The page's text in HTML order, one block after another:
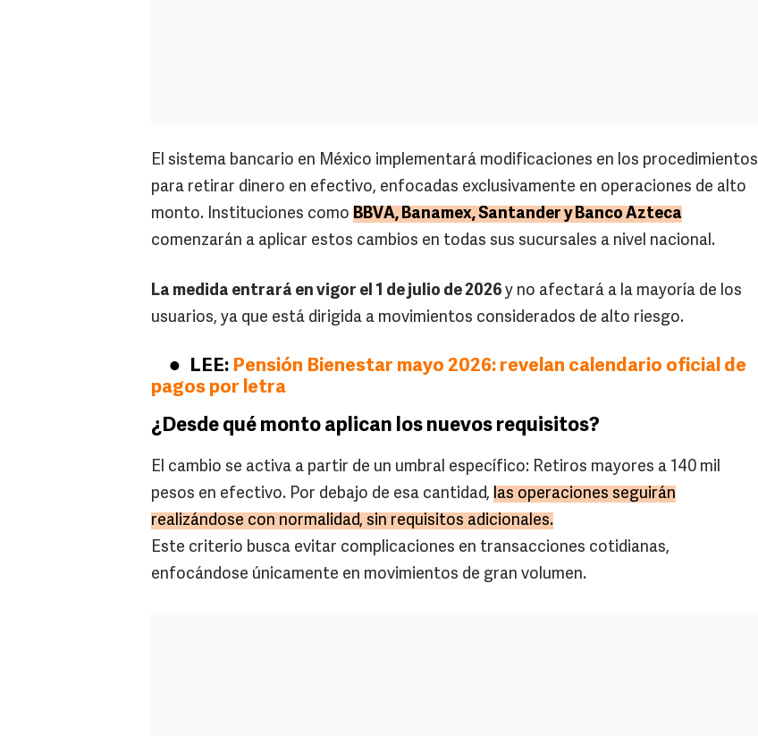
El sistema bancario en México implementará modificaciones en los procedimientos
para retirar dinero en efectivo, enfocadas exclusivamente en operaciones de alto
monto. Instituciones como BBVA, Banamex, Santander y Banco Azteca
comenzarán a aplicar estos cambios en todas sus sucursales a nivel nacional.
La medida entrará en vigor el 1 de julio de 2026 y no afectará a la mayoría de los
usuarios, ya que está dirigida a movimientos considerados de alto riesgo.
LEE: Pensión Bienestar mayo 2026: revelan calendario oficial de
pagos por letra
¿Desde qué monto aplican los nuevos requisitos?
El cambio se activa a partir de un umbral específico: Retiros mayores a 140 mil
pesos en efectivo. Por debajo de esa cantidad, las operaciones seguirán
realizándose con normalidad, sin requisitos adicionales.
Este criterio busca evitar complicaciones en transacciones cotidianas,
enfocándose únicamente en movimientos de gran volumen.